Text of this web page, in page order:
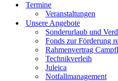
Termine
Veranstaltungen
Unsere Angebote
Sonderurlaub und
Fonds zur Förderung
Rahmenvertrag
Technikverleih
Juleica
Notfallmanagement